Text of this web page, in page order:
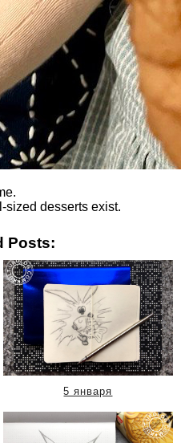
sized desserts exist.
Posts:
5 января